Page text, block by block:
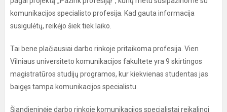
komunikacijos specialisto profesija. Kad gauta informacija
susigulėtų, reikėjo šiek tiek laiko.
Tai bene plačiausiai darbo rinkoje pritaikoma profesija. Vien
Vilniaus universiteto komunikacijos fakultete yra 9 skirtingos
magistratūros studijų programos, kur kiekvienas studentas jas
baigęs tampa komunikacijos specialistu.
Šiandieninėje darbo rinkoje komunikacijos specialistai reikalingi